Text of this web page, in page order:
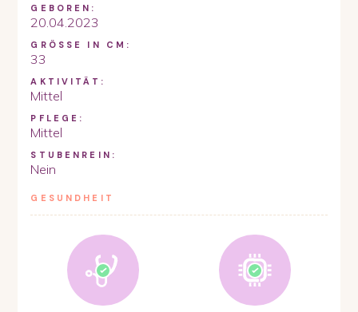
GEBOREN:
20.04.2023
GRÖSSE IN CM:
33
AKTIVITÄT:
Mittel
PFLEGE:
Mittel
STUBENREIN:
Nein
GESUNDHEIT